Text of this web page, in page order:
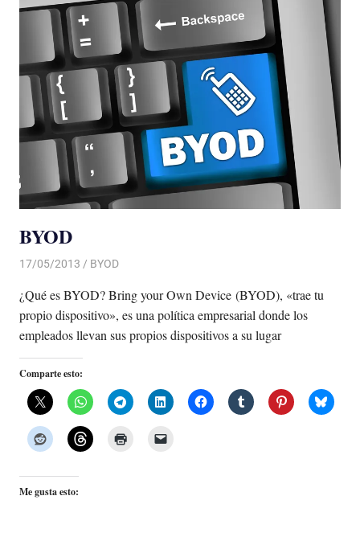
BYOD
17/05/2013 Luis Castellanos
BYOD
¿Qué es BYOD? Bring your Own Device (BYOD), «trae tu
propio dispositivo», es una política empresarial donde los
empleados llevan sus propios dispositivos a su lugar
Comparte esto:
Me gusta esto: